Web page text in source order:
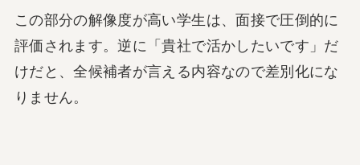
この部分の解像度が高い学生は、面接で圧倒的に
評価されます。逆に「貴社で活かしたいです」だ
けだと、全候補者が言える内容なので差別化にな
りません。